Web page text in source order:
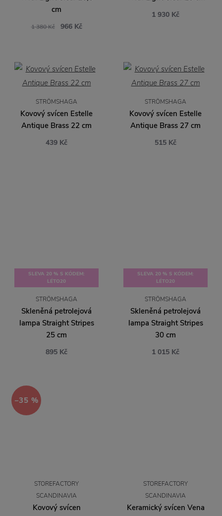
cm
1 380 Kč 966 Kč
1 930 Kč
STRÖMSHAGA
Kovový svícen Estelle
Antique Brass 22 cm
439 Kč
STRÖMSHAGA
Kovový svícen Estelle
Antique Brass 27 cm
515 Kč
SLEVA 20 % S KÓDEM:
LÉTO20
STRÖMSHAGA
Skleněná petrolejová
lampa Straight Stripes
25 cm
895 Kč
SLEVA 20 % S KÓDEM:
LÉTO20
STRÖMSHAGA
Skleněná petrolejová
lampa Straight Stripes
30 cm
1 015 Kč
−35 %
STOREFACTORY
SCANDINAVIA
Kovový svícen
STOREFACTORY
SCANDINAVIA
Keramický svícen Vena